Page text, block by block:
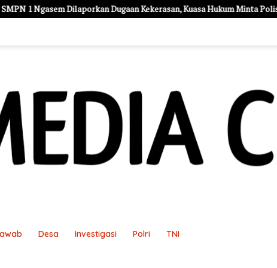
Dugaan Kekerasan, Kuasa Hukum Minta Polisi Profesional
Desa Investigasi Polri TNI